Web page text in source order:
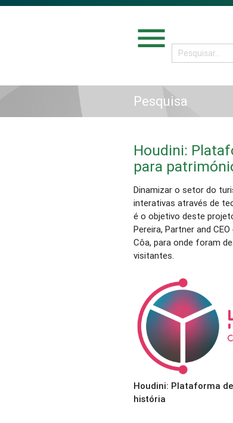
menu
Pesquisa
Houdini:
para
Dinamizar o setor do
interativas através de
é o objetivo deste
Pereira, Partner and
Côa, para onde foram
visitantes.
Houdini: Plataforma
história